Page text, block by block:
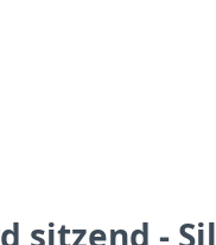
sitzend -